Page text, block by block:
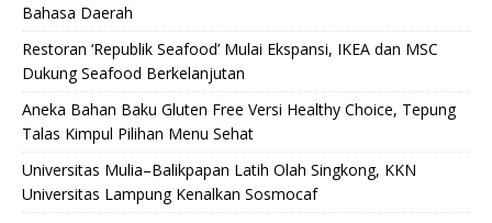
Bahasa Daerah
Restoran ‘Republik Seafood’ Mulai Ekspansi, IKEA dan MSC
Dukung Seafood Berkelanjutan
Aneka Bahan Baku Gluten Free Versi Healthy Choice, Tepung
Talas Kimpul Pilihan Menu Sehat
Universitas Mulia–Balikpapan Latih Olah Singkong, KKN
Universitas Lampung Kenalkan Sosmocaf